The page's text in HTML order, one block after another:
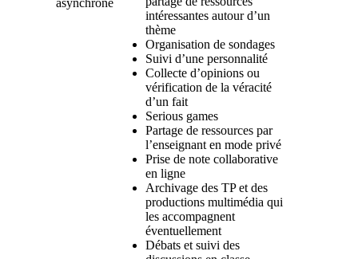
asynchrone
intéressantes autour d’un
thème
Organisation de sondages
Suivi d’une personnalité
Collecte d’opinions ou
vérification de la véracité
d’un fait
Serious games
Partage de ressources par
l’enseignant en mode privé
Prise de note collaborative
en ligne
Archivage des TP et des
productions multimédia qui
les accompagnent
éventuellement
Débats et suivi des